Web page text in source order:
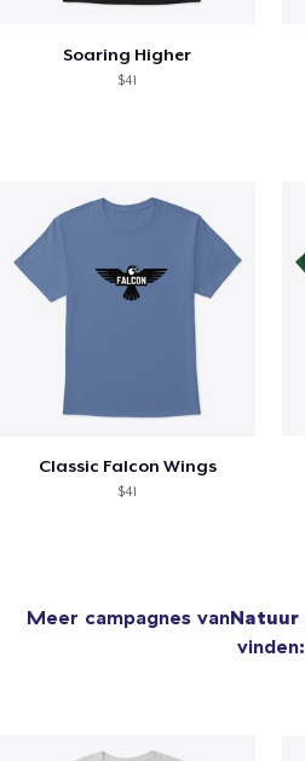
Soaring Higher
$41
Classic Falcon Wings
$41
Meer campagnes vanNatuur
vinden: